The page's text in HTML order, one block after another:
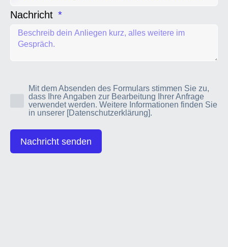
Nachricht
Mit dem Absenden des Formulars stimmen Sie zu,
dass Ihre Angaben zur Bearbeitung Ihrer Anfrage
verwendet werden. Weitere Informationen finden Sie
in unserer [Datenschutzerklärung].
Nachricht senden